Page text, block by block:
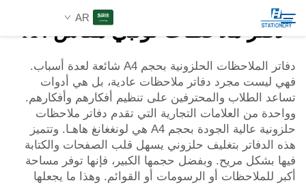
AR
المنتجات
عن الشركة
حلول مخصصة
Search
دفتر ملاحظات لولبي مقاس A4
دفاتر الملاحظات الحلزونية بحجم A4 شائعة لعدة أسباب.
فهي ليست مجرد دفاتر ملاحظات عادية، بل هي أدوات
تساعد الطلاب والمحترفين على تنظيم أفكارهم وأفكارهم.
وواحدة من العلامات التجارية التي تقدم دفاتر ملاحظات
حلزونية عالية الجودة بحجم A4 هي لونغغانغ هاهـا. وتتميز
هذه الدفاتر بتغليف حلزوني يسهل قلب الصفحات والكتابة
فيها بشكل مريح. وبفضل حجمها الكبير، فإنها توفر مساحة
أكبر للملاحظات أو الرسومات أو القوائم. وهذا ما يجعلها